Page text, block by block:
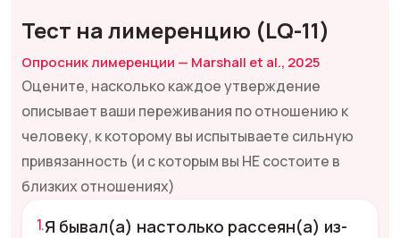
Тест на лимеренцию (LQ-11)
Опросник лимеренции — Marshall et al., 2025
Оцените, насколько каждое утверждение
описывает ваши переживания по отношению к
человеку, к которому вы испытываете сильную
привязанность (и с которым вы НЕ состоите в
близких отношениях)
Я бывал(а) настолько рассеян(а) из-